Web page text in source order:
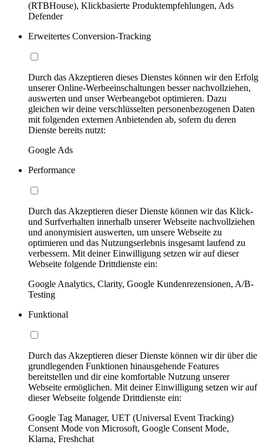
(RTBHouse), Klickbasierte Produktempfehlungen, Ads
Defender
Erweitertes Conversion-Tracking
Durch das Akzeptieren dieses Dienstes können wir den Erfolg
unserer Online-Werbeeinschaltungen besser nachvollziehen,
auswerten und unser Werbeangebot optimieren. Dazu
gleichen wir deine verschlüsselten personenbezogenen Daten
mit folgenden externen Anbietenden ab, sofern du deren
Dienste bereits nutzt:
Google Ads
Performance
Durch das Akzeptieren dieser Dienste können wir das Klick-
und Surfverhalten innerhalb unserer Webseite nachvollziehen
und anonymisiert auswerten, um unsere Webseite zu
optimieren und das Nutzungserlebnis insgesamt laufend zu
verbessern. Mit deiner Einwilligung setzen wir auf dieser
Webseite folgende Drittdienste ein:
Google Analytics, Clarity, Google Kundenrezensionen, A/B-
Testing
Funktional
Durch das Akzeptieren dieser Dienste können wir dir über die
grundlegenden Funktionen hinausgehende Features
bereitstellen und dir eine komfortable Nutzung unserer
Webseite ermöglichen. Mit deiner Einwilligung setzen wir auf
dieser Webseite folgende Drittdienste ein:
Google Tag Manager, UET (Universal Event Tracking)
Consent Mode von Microsoft, Google Consent Mode,
Klarna, Freshchat